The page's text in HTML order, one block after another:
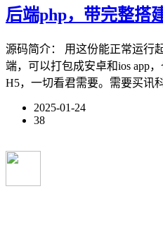
后端php，带完整搭
源码简介： 用这份能正常运行
端，可以打包成安卓和ios app
H5，一切看君需要。需要买讯
2025-01-24
38